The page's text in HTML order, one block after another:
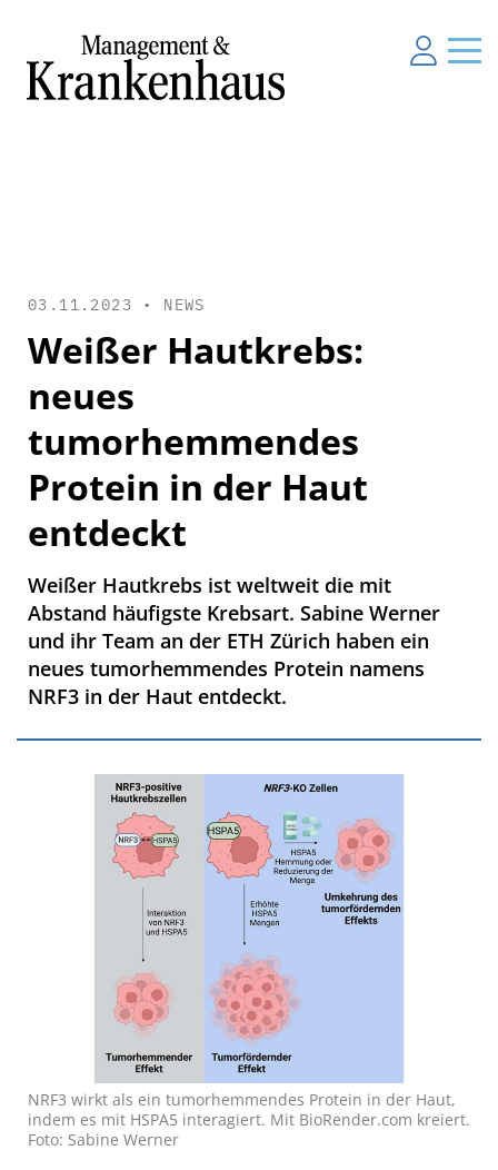
03.11.2023 • NEWS
Weißer Hautkrebs:
neues
tumorhemmendes
Protein in der Haut
entdeckt
Weißer Hautkrebs ist weltweit die mit
Abstand häufigste Krebsart. Sabine Werner
und ihr Team an der ETH Zürich haben ein
neues tumorhemmendes Protein namens
NRF3 in der Haut entdeckt.
NRF3 wirkt als ein tumorhemmendes Protein in der Haut,
indem es mit HSPA5 interagiert. Mit BioRender.com kreiert.
Foto: Sabine Werner